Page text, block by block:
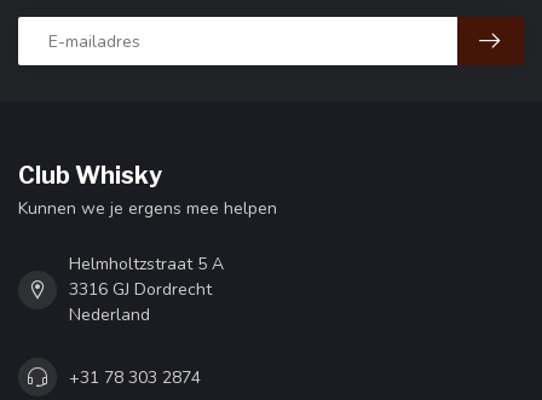
Club Whisky
Kunnen we je ergens mee helpen
Helmholtzstraat 5 A
3316 GJ Dordrecht
Nederland
+31 78 303 2874